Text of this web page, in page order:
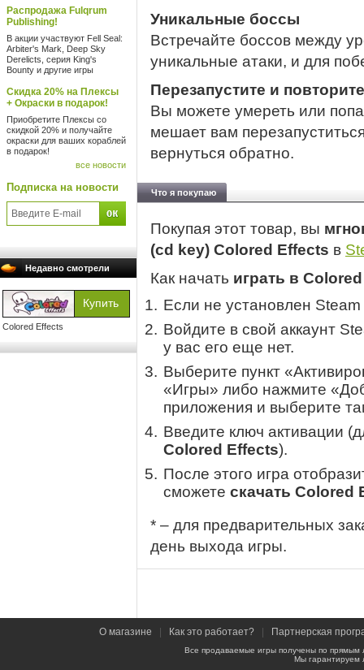
Распродажа Fulqrum
Publishing!
В акции участвуют Fell Seal:
Arbiter's Mark, Deep Sky
Derelicts, серия King's
Bounty и другие игры
Скидка 20% на Плексы
+ Окраски в подарок!
Приобретите Плексы со
скидкой 20% и получайте
окраски для ваших кораблей
в подарок!
все новости
Подписка на новости
Недавно смотрели
Colored Effects
Уникальные боссы
Встречайте боссов между
уникальные атаки, и для
Перезапустите и
Вы можете умереть или
мешает вам
вернуться обратно.
Что я покупаю
Покупая этот товар, вы
(cd key) Colored Effects в
Как начать играть в
Если не установлен
Войдите в свой аккаунт
у вас его еще нет.
Выберите пункт
«Игры» либо нажмите
приложения и выберите
Введите ключ активации
Colored Effects).
После этого игра
сможете скачать Colored
* – для предварительных
день выхода игры.
О магазине Как это работает? Партнерская
Все продаваемые игры получены по
Мы гарантируем